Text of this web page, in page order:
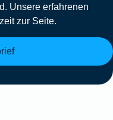
Unsere erfahrenen
zur Seite.